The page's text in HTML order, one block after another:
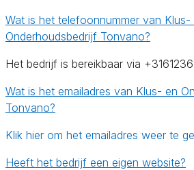
Wat is het telefoonnummer van Klus-
Onderhoudsbedrijf Tonvano?
Het bedrijf is bereikbaar via
Wat is het emailadres van Klus- en
Tonvano?
Klik hier om het emailadres weer te
Heeft het bedrijf een eigen website?